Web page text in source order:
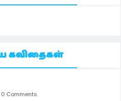
கவிதைகள்
Comments